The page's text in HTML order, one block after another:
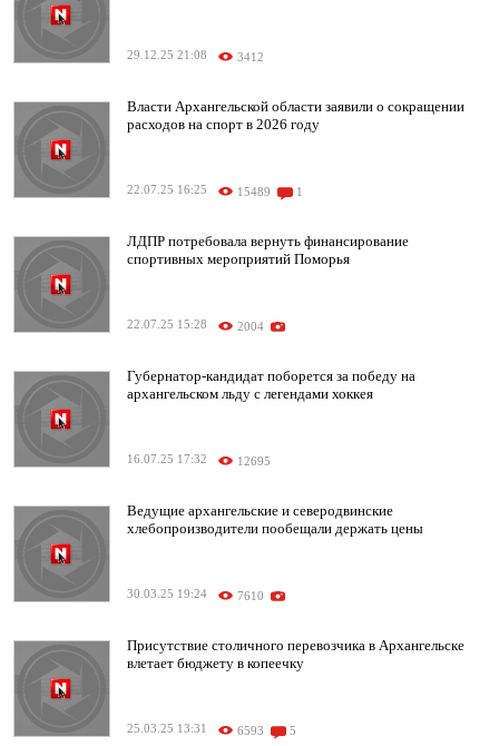
29.12.25 21:08 3412
Власти Архангельской области заявили о сокращении
расходов на спорт в 2026 году
22.07.25 16:25 15489 1
ЛДПР потребовала вернуть финансирование
спортивных мероприятий Поморья
22.07.25 15:28 2004
Губернатор-кандидат поборется за победу на
архангельском льду с легендами хоккея
16.07.25 17:32 12695
Ведущие архангельские и северодвинские
хлебопроизводители пообещали держать цены
30.03.25 19:24 7610
Присутствие столичного перевозчика в Архангельске
влетает бюджету в копеечку
25.03.25 13:31 6593 5